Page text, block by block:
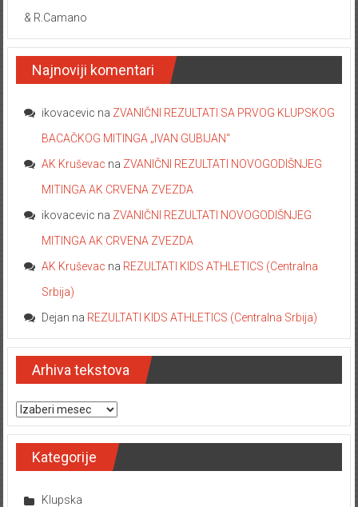
& R.Camano
Najnoviji komentari
ikovacevic na ZVANIČNI REZULTATI SA PRVOG KLUPSKOG
BACAČKOG MITINGA „IVAN GUBIJAN“
AK Kruševac na ZVANIČNI REZULTATI NOVOGODIŠNJEG
MITINGA AK CRVENA ZVEZDA
ikovacevic na ZVANIČNI REZULTATI NOVOGODIŠNJEG
MITINGA AK CRVENA ZVEZDA
AK Kruševac na REZULTATI KIDS ATHLETICS (Centralna
Srbija)
Dejan na REZULTATI KIDS ATHLETICS (Centralna Srbija)
Arhiva tekstova
Arhiva tekstova
Kategorije
Klupska